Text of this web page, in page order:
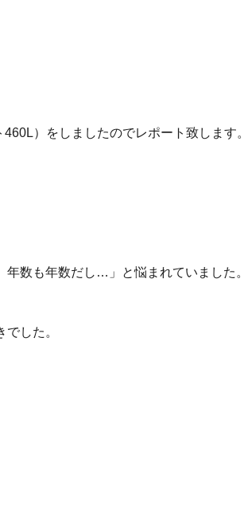
）をしましたのでレポート致します。
年数も年数だし…」と悩まれていました。
した。